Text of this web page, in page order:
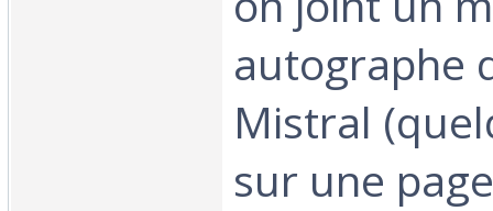
autographe
Mistral
sur une